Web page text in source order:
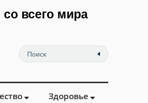
всего мира
Здоровье